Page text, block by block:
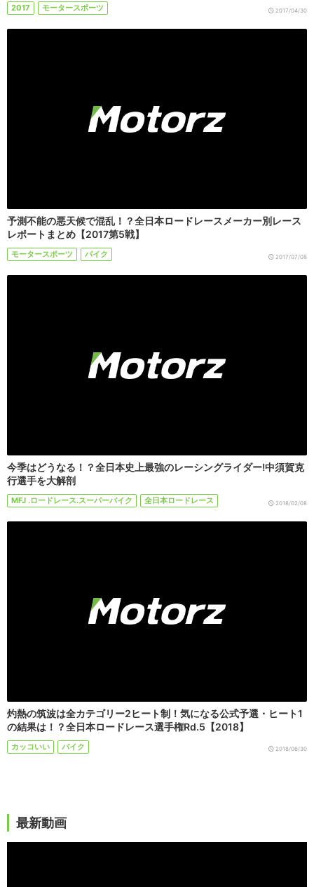
2017 モータースポーツ 2017/04/30
予測不能の悪天候で混乱！？全日本ロードレースメーカー別レース
レポートまとめ【2017第5戦】
モータースポーツ バイク 2017/07/08
今季はどうなる！？全日本史上最強のレーシングライダー!中須賀克
行選手を大解剖
MFJ .ロードレース.スーパーバイク 全日本ロードレース 2018/02/08
灼熱の筑波は全カテゴリー2ヒート制！気になる公式予選・ヒート1
の結果は！？全日本ロードレース選手権Rd.5【2018】
カッコいい バイク 2018/06/30
最新動画